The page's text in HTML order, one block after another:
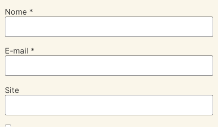
Nome *
E-mail *
Site